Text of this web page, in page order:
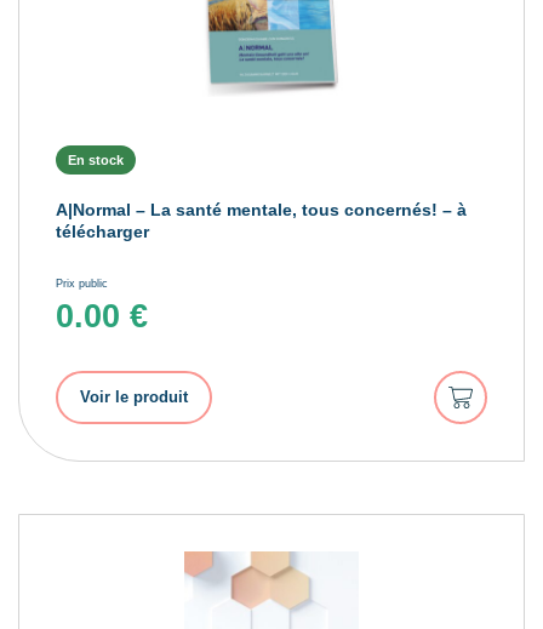
En stock
A|Normal – La santé mentale, tous concernés! – à
télécharger
Prix public
0.00 €
Voir le produit
Ajouter
au
panier